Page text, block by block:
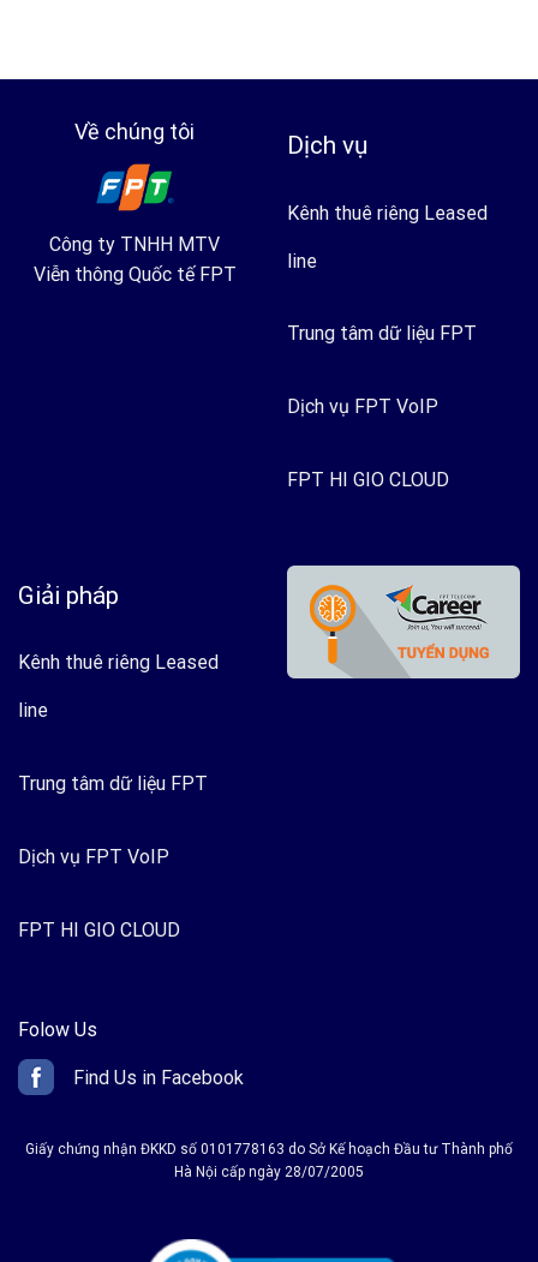
Về chúng tôi
Công ty TNHH MTV
Viễn thông Quốc tế FPT
Dịch vụ
Kênh thuê riêng Leased
line
Trung tâm dữ liệu FPT
Dịch vụ FPT VoIP
FPT HI GIO CLOUD
Giải pháp
Kênh thuê riêng Leased
line
Trung tâm dữ liệu FPT
Dịch vụ FPT VoIP
FPT HI GIO CLOUD
Folow Us
Find Us in Facebook
Giấy chứng nhận ĐKKD số 0101778163 do Sở Kế hoạch Đầu tư Thành phố
Hà Nội cấp ngày 28/07/2005